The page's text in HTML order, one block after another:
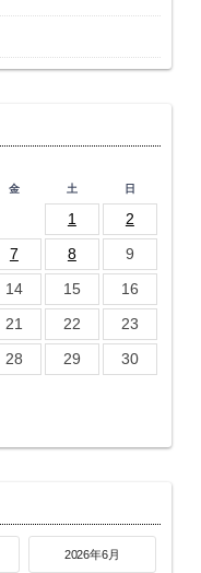
金 土 日
1
2
7 8
9
14 15
16
21 22
23
28 29
30
2026年6月